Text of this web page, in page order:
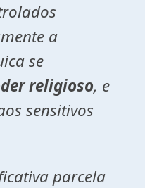
a
se
religioso, e
sensitivos
parcela